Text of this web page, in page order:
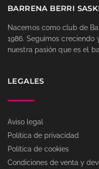
BARRENA BERRI
Nacemos como club de
1986. Seguimos
nuestra pasión que es el
LEGALES
Aviso legal
Política de privacidad
Política de cookies
Condiciones de venta y